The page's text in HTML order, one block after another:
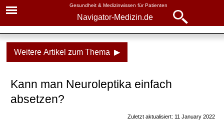
Gesundheit & Medizinwissen für Patienten
Navigator-Medizin.de
Weitere Artikel zum Thema ▶
Kann man Neuroleptika einfach
absetzen?
Zuletzt aktualisiert: 11 January 2022
Navigator-Medizin.de
► Krankheiten
Navigator-
Medizin.de
▾
Neuroleptika